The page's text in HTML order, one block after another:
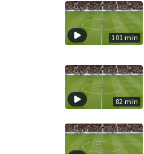
101 min
82 min